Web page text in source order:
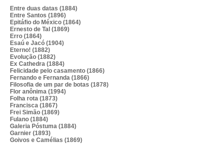
Entre duas datas (1884)
Entre Santos (1896)
Epitáfio do México (1864)
Ernesto de Tal (1869)
Erro (1864)
Esaú e Jacó (1904)
Eterno! (1882)
Evolução (1882)
Ex Cathedra (1884)
Felicidade pelo casamento (1866)
Fernando e Fernanda (1866)
Filosofia de um par de botas (1878)
Flor anônima (1994)
Folha rota (1873)
Francisca (1867)
Frei Simão (1869)
Fulano (1884)
Galeria Póstuma (1884)
Garnier (1893)
Goivos e Camélias (1869)